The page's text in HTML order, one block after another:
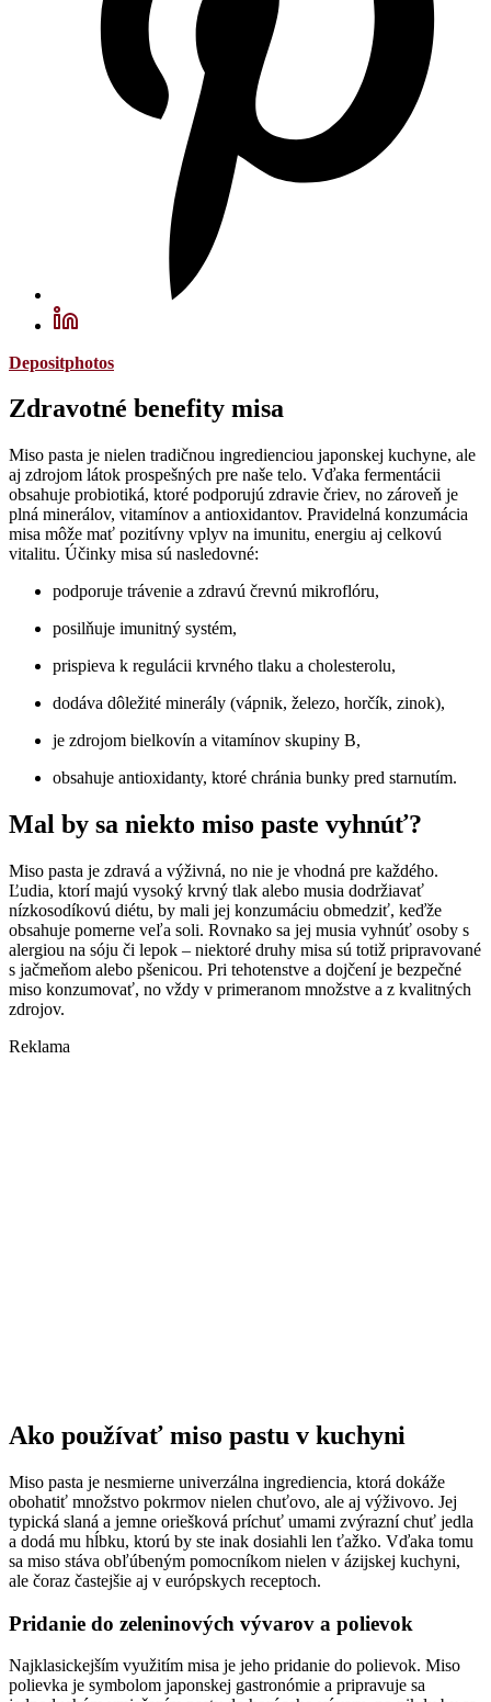
Depositphotos
Zdravotné benefity misa
Miso pasta je nielen tradičnou ingredienciou japonskej kuchyne, ale
aj zdrojom látok prospešných pre naše telo. Vďaka fermentácii
obsahuje probiotiká, ktoré podporujú zdravie čriev, no zároveň je
plná minerálov, vitamínov a antioxidantov. Pravidelná konzumácia
misa môže mať pozitívny vplyv na imunitu, energiu aj celkovú
vitalitu. Účinky misa sú nasledovné:
podporuje trávenie a zdravú črevnú mikroflóru,
posilňuje imunitný systém,
prispieva k regulácii krvného tlaku a cholesterolu,
dodáva dôležité minerály (vápnik, železo, horčík, zinok),
je zdrojom bielkovín a vitamínov skupiny B,
obsahuje antioxidanty, ktoré chránia bunky pred starnutím.
Mal by sa niekto miso paste vyhnúť?
Miso pasta je zdravá a výživná, no nie je vhodná pre každého.
Ľudia, ktorí majú vysoký krvný tlak alebo musia dodržiavať
nízkosodíkovú diétu, by mali jej konzumáciu obmedziť, keďže
obsahuje pomerne veľa soli. Rovnako sa jej musia vyhnúť osoby s
alergiou na sóju či lepok – niektoré druhy misa sú totiž pripravované
s jačmeňom alebo pšenicou. Pri tehotenstve a dojčení je bezpečné
miso konzumovať, no vždy v primeranom množstve a z kvalitných
zdrojov.
Reklama
Ako používať miso pastu v kuchyni
Miso pasta je nesmierne univerzálna ingrediencia, ktorá dokáže
obohatiť množstvo pokrmov nielen chuťovo, ale aj výživovo. Jej
typická slaná a jemne oriešková príchuť umami zvýrazní chuť jedla
a dodá mu hĺbku, ktorú by ste inak dosiahli len ťažko. Vďaka tomu
sa miso stáva obľúbeným pomocníkom nielen v ázijskej kuchyni,
ale čoraz častejšie aj v európskych receptoch.
Pridanie do zeleninových vývarov a polievok
Najklasickejším využitím misa je jeho pridanie do polievok. Miso
polievka je symbolom japonskej gastronómie a pripravuje sa